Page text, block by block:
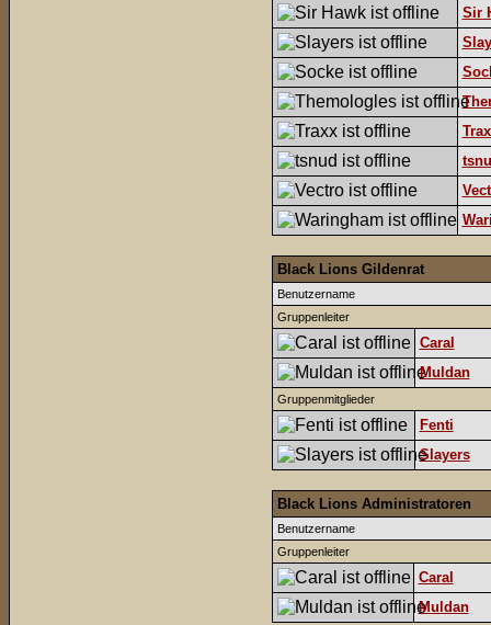
Sir
Black Lions Gildenrat
Benutzername
Gruppenleiter
Caral
Muldan
Gruppenmitglieder
Fenti
Slayers
Black Lions Administratoren
Benutzername
Gruppenleiter
Caral
Muldan